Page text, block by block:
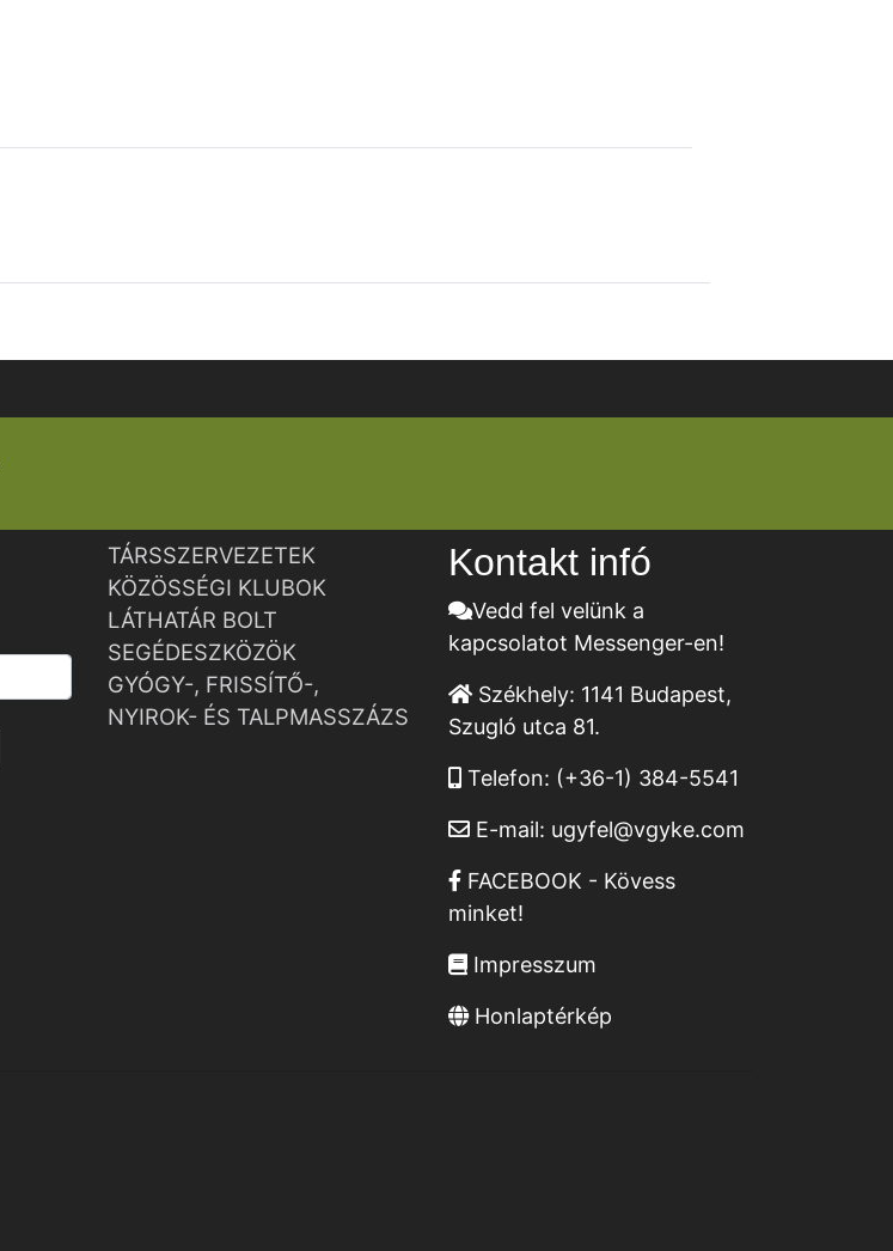
TÁRSSZERVEZETEK
KÖZÖSSÉGI KLUBOK
LÁTHATÁR BOLT
SEGÉDESZKÖZÖK
GYÓGY-, FRISSÍTŐ-,
NYIROK- ÉS TALPMASSZÁZS
Kontakt infó
Vedd fel velünk a
kapcsolatot Messenger-en!
Székhely: 1141 Budapest,
Szugló utca 81.
Telefon: (+36-1) 384-5541
E-mail: ugyfel@vgyke.com
FACEBOOK - Kövess
minket!
Impresszum
Honlaptérkép